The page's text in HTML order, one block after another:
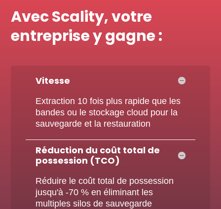
Avec Scality, votre
entreprise y gagne :
Vitesse
Extraction 10 fois plus rapide que les
bandes ou le stockage cloud pour la
sauvegarde et la restauration
Réduction du coût total de
possession (TCO)
Réduire le coût total de possession
jusqu'à -70 % en éliminant les
multiples silos de sauvegarde